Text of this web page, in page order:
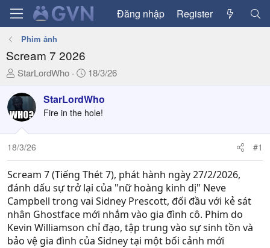
Đăng nhập Register
Phim ảnh
Scream 7 2026
T
r
e
a
d
s
t
a
r
t
e
r
StarLordWho
N
à
y
ử
18/3/26
StarLordWho
Fire in the hole!
18/3/26 #1
Scream 7 (Tiếng Thét 7), phát hành ngày 27/2/2026,
đánh dấu sự trở lại của "nữ hoàng kinh dị" Neve
Campbell trong vai Sidney Prescott, đối đầu với kẻ sát
nhân Ghostface mới nhắm vào gia đình cô. Phim do
Kevin Williamson chỉ đạo, tập trung vào sự sinh tồn và
bảo vệ gia đình của Sidney tại một bối cảnh mới